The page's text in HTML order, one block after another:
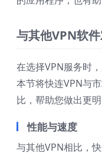
与其他VPN软
在选择VPN服务时
本节将快连VPN与
比，帮助您做出更明
性能与速度
与其他VPN相比，